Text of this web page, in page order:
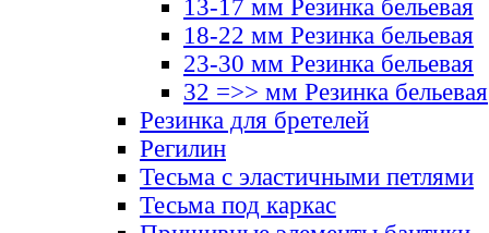
13-17 мм Резинка бельевая
18-22 мм Резинка бельевая
23-30 мм Резинка бельевая
32 =>> мм Резинка бельевая
Резинка для бретелей
Регилин
Тесьма с эластичными петлями
Тесьма под каркас